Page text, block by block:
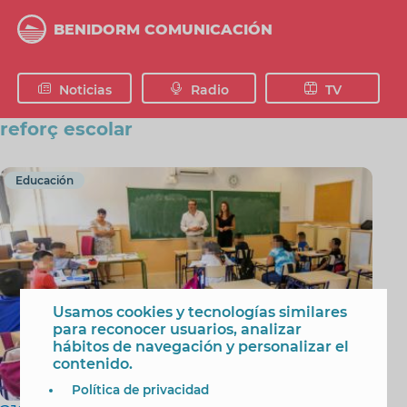
contenido
BENIDORM COMUNICACIÓN
Noticias Radio TV
reforç escolar
Educación
Usamos cookies y tecnologías similares
para reconocer usuarios, analizar
hábitos de navegación y personalizar el
contenido.
Política de privacidad